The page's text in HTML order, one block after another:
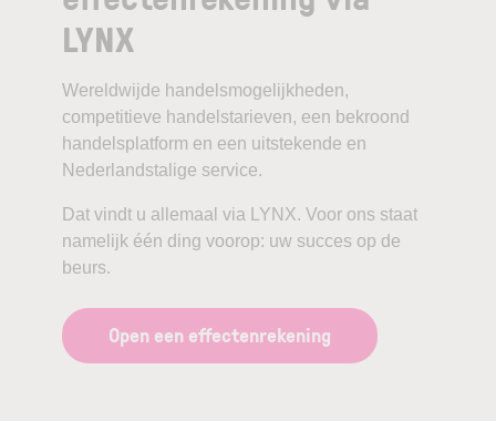
LYNX
Wereldwijde handelsmogelijkheden,
competitieve handelstarieven, een bekroond
handelsplatform en een uitstekende en
Nederlandstalige service.
Dat vindt u allemaal via LYNX. Voor ons staat
namelijk één ding voorop: uw succes op de
beurs.
Open een effectenrekening